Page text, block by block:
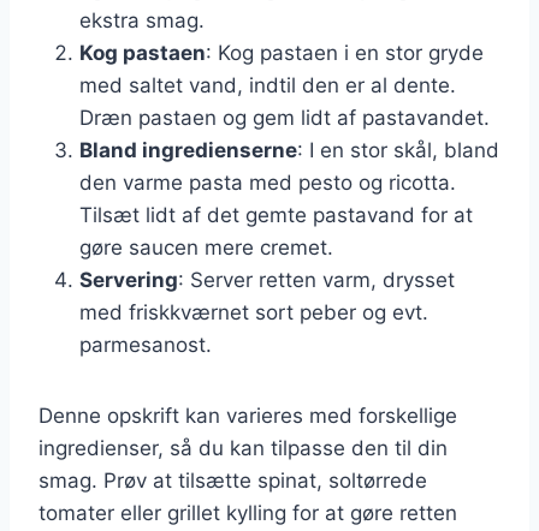
ekstra smag.
Kog pastaen: Kog pastaen i en stor gryde
med saltet vand, indtil den er al dente.
Dræn pastaen og gem lidt af pastavandet.
Bland ingredienserne: I en stor skål, bland
den varme pasta med pesto og ricotta.
Tilsæt lidt af det gemte pastavand for at
gøre saucen mere cremet.
Servering: Server retten varm, drysset
med friskkværnet sort peber og evt.
parmesanost.
Denne opskrift kan varieres med forskellige
ingredienser, så du kan tilpasse den til din
smag. Prøv at tilsætte spinat, soltørrede
tomater eller grillet kylling for at gøre retten